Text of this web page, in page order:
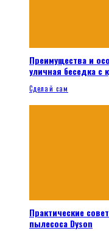
Преимущества и
уличная беседка с
Сделай сам
Практические
пылесоса Dyson